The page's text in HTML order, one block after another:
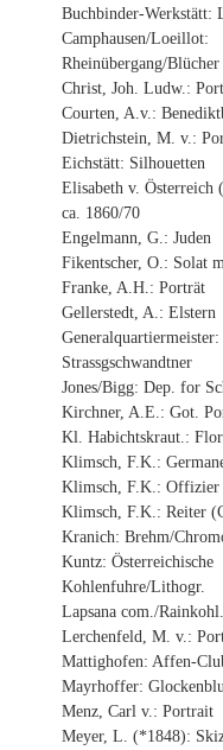
Buchbinder-Werkstätt:
Camphausen/Loeillot:
Rheinübergang/Blücher
Christ, Joh. Ludw.:
Courten, A.v.:
Dietrichstein, M. v.:
Eichstätt: Silhouetten
Elisabeth v.
ca. 1860/70
Engelmann, G.: Juden
Fikentscher, O.: Solat
Franke, A.H.: Porträt
Gellerstedt, A.: Elstern
Generalquartiermeister:
Strassgschwandtner
Jones/Bigg: Dep. for
Kirchner, A.E.: Got.
Kl. Habichtskraut.:
Klimsch, F.K.:
Klimsch, F.K.: Offizier
Klimsch, F.K.: Reiter
Kranich: Brehm/
Kuntz: Österreichische
Kohlenfuhre/Lithogr.
Lapsana com./
Lerchenfeld, M. v.:
Mattighofen: Affen-
Mayrhoffer:
Menz, Carl v.: Portrait
Meyer, L. (*1848):